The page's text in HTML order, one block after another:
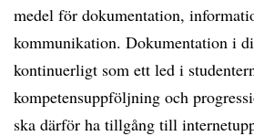
medel för dokumentation,
kommunikation. Dokumentation i
kontinuerligt som ett led i
kompetensuppföljning och
ska därför ha tillgång till